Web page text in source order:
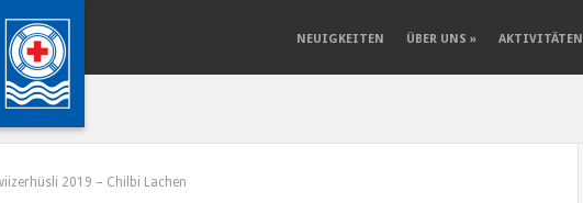
NEUIGKEITEN ÜBER UNS » AKTIVITÄTEN
2019 – Chilbi Lachen